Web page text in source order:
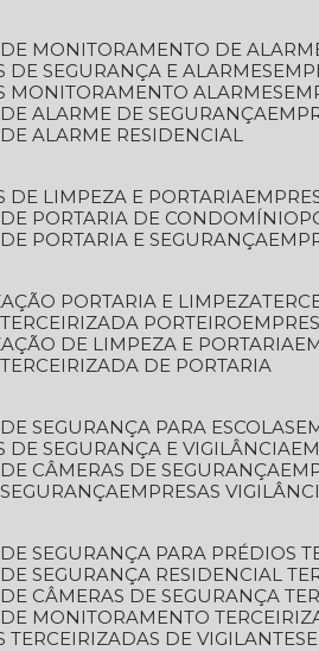
DE MONITORAMENTO DE
DE SEGURANÇA E ALARMES
MONITORAMENTO ALARMES
DE ALARME DE SEGURANÇA
DE ALARME RESIDENCIAL
DE LIMPEZA E PORTARIA
DE PORTARIA DE CONDOMÍNIO
DE PORTARIA E SEGURANÇA
PORTARIA E LIMPEZA
TERCEIRIZADA PORTEIRO
DE LIMPEZA E PORTARIA
TERCEIRIZADA DE PORTARIA
DE SEGURANÇA PARA ESCOLAS
DE SEGURANÇA E VIGILÂNCIA
DE CÂMERAS DE SEGURANÇA
SEGURANÇA
EMPRESAS
DE SEGURANÇA PARA PRÉDIOS
DE SEGURANÇA RESIDENCIAL
DE CÂMERAS DE SEGURANÇA
DE MONITORAMENTO
TERCEIRIZADAS DE VIGILANTES